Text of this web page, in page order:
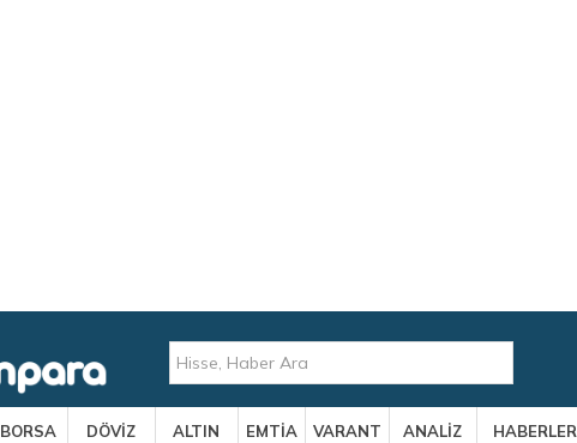
BORSA DÖVİZ ALTIN EMTİA VARANT ANALİZ HABERLER